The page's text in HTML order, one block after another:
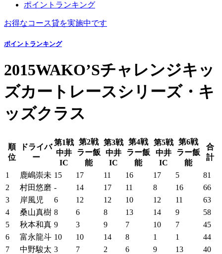
ポイントランキング
お得なコース貸を実施中です
ポイントランキング
2015WAKO’Sチャレンジキッ
ズカートレースシリーズ・キ
ッズクラス
順
位
ドライバ
ー
第1戦
中井
IC
第2戦
ラー飯
能
第3戦
中井
IC
第4戦
ラー飯
能
第5戦
中井
IC
第6戦
ラー飯
能
合
計
1 鹿嶋崇未 15 17 11 16 17 5
81
2
村田悠磨 - 14 17 11 8 16
66
3
岸風児 6 12 12 10 12 11
63
4
桑山真樹 8 6 8 13 14 9
58
5
秋本和真 9 3 9 7 10 7
45
6
富永龍斗 10 10 14 8 1 1
44
7
中野駿太 3 7 2 6 9 13
40